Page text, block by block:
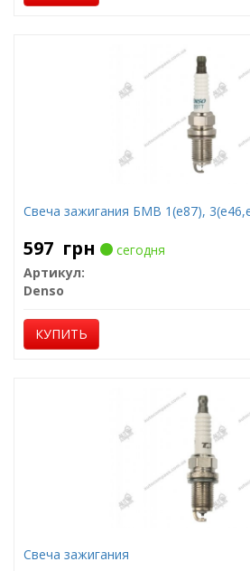
Свеча зажигания БМВ 1(е87),
597 грн
сегодня
Артикул:
Denso
КУПИТЬ
Свеча зажигания